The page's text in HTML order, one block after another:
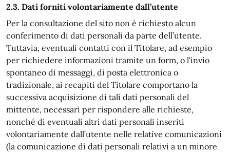
2.3. Dati forniti volontariamente dall’utente
Per la consultazione del sito non è richiesto alcun
conferimento di dati personali da parte dell’utente.
Tuttavia, eventuali contatti con il Titolare, ad esempio
per richiedere informazioni tramite un form, o l'invio
spontaneo di messaggi, di posta elettronica o
tradizionale, ai recapiti del Titolare comportano la
successiva acquisizione di tali dati personali del
mittente, necessari per rispondere alle richieste,
nonché di eventuali altri dati personali inseriti
volontariamente dall’utente nelle relative comunicazioni
(la comunicazione di dati personali relativi a un minore